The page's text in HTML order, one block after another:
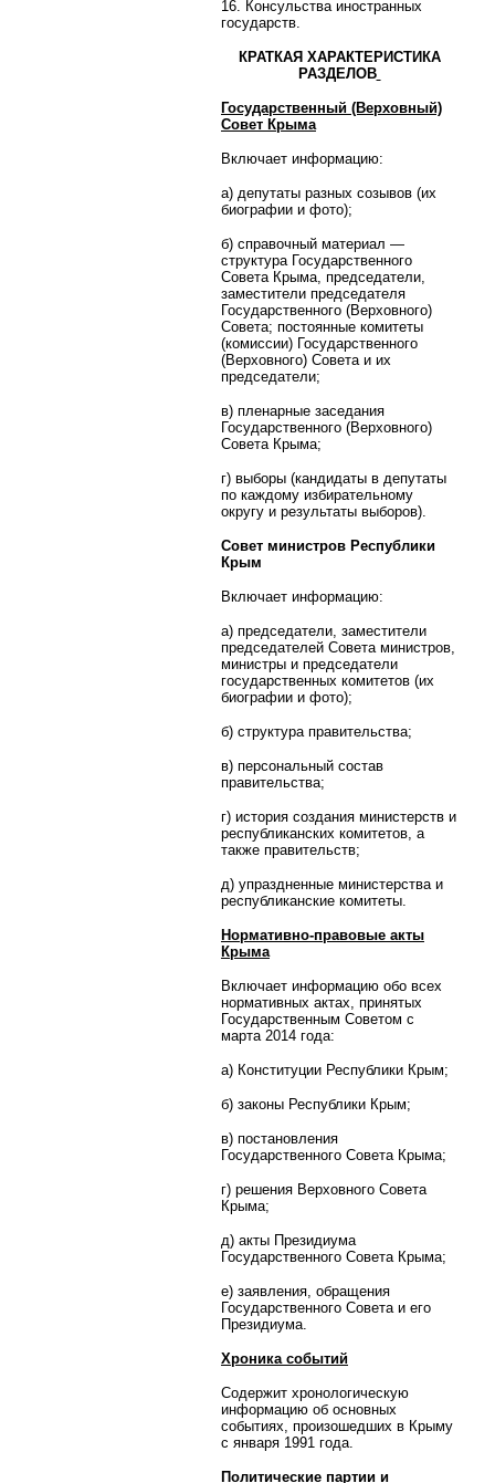
16. Консульства иностранных
государств.
КРАТКАЯ ХАРАКТЕРИСТИКА
РАЗДЕЛОВ
Государственный (Верховный)
Совет Крыма
Включает информацию:
а) депутаты разных созывов (их
биографии и фото);
б) справочный материал —
структура Государственного
Совета Крыма, председатели,
заместители председателя
Государственного (Верховного)
Совета; постоянные комитеты
(комиссии) Государственного
(Верховного) Совета и их
председатели;
в) пленарные заседания
Государственного (Верховного)
Совета Крыма;
г) выборы (кандидаты в депутаты
по каждому избирательному
округу и результаты выборов).
Совет министров Республики
Крым
Включает информацию:
а) председатели, заместители
председателей Совета министров,
министры и председатели
государственных комитетов (их
биографии и фото);
б) структура правительства;
в) персональный состав
правительства;
г) история создания министерств и
республиканских комитетов, а
также правительств;
д) упраздненные министерства и
республиканские комитеты.
Нормативно-правовые акты
Крыма
Включает информацию обо всех
нормативных актах, принятых
Государственным Советом с
марта 2014 года:
а) Конституции Республики Крым;
б) законы Республики Крым;
в) постановления
Государственного Совета Крыма;
г) решения Верховного Совета
Крыма;
д) акты Президиума
Государственного Совета Крыма;
е) заявления, обращения
Государственного Совета и его
Президиума.
Хроника событий
Содержит хронологическую
информацию об основных
событиях, произошедших в Крыму
с января 1991 года.
Политические партии и